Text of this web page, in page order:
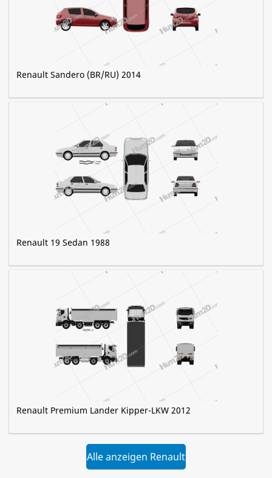
Renault Sandero (BR/RU) 2014
Renault 19 Sedan 1988
Renault Premium Lander Kipper-LKW 2012
Alle anzeigen Renault